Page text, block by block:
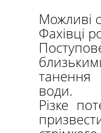
Можливі
Фахівці
танення
води.
Різке